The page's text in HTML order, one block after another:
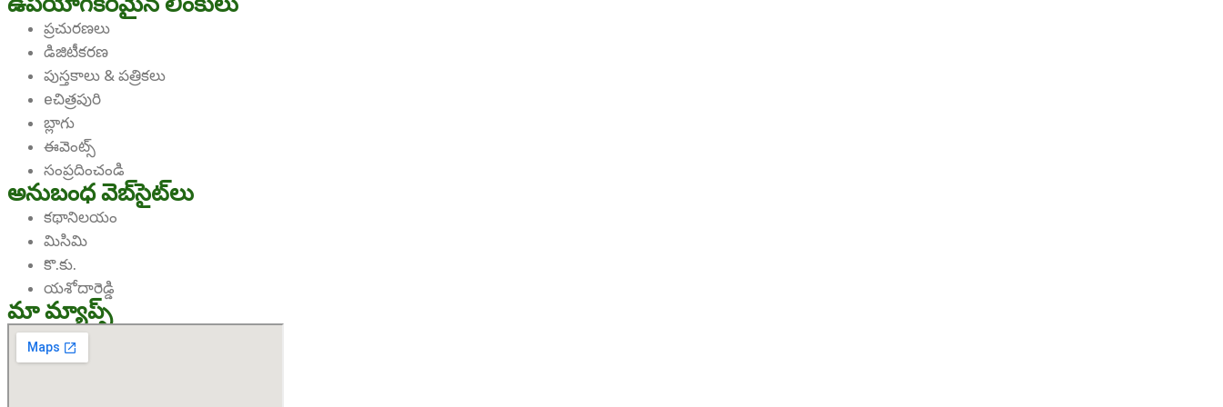
ప్రచురణలు
డిజిటీకరణ
పుస్తకాలు & పత్రికలు
eచిత్రపురి
బ్లాగు
ఈవెంట్స్
సంప్రదించండి
అనుబంధ వెబ్‌సైట్‌లు
కథానిలయం
మిసిమి
కొ.కు.
యశోదారెడ్డి
మా మ్యాప్స్